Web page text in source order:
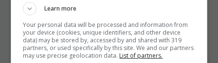
Learn more
Your personal data will be processed and information from
your device (cookies, unique identifiers, and other device
data) may be stored by, accessed by and shared with 319
partners, or used specifically by this site. We and our partners
may use precise geolocation data. List of partners.